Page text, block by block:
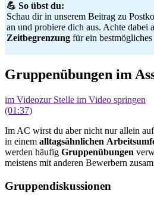
💪 So übst du:
Schau dir in unserem Beitrag zu
an und probiere dich aus. Achte dabei
Zeitbegrenzung für ein
Gruppenübungen im
im Videozur Stelle im Video springen
(01:37)
Im AC wirst du aber nicht nur allein
in einem alltagsähnlichen
werden häufig Gruppenübungen
meistens mit anderen Bewerbern
Gruppendiskussionen